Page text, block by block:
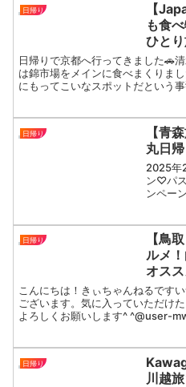
日帰り
【
も食
ひと
くれ
｜京
葉｜
日帰りで京都へ行ってきました🚗
は錦市場をメインに食べまくりま
にもってこいなスポットだという
日帰り
【青
丸日
2025年
ン♡パ
ンペー
もう想
グルメ
日帰り
【鳥
ルメ
オス
取砂
大江
鳥取
こんにちは！きぃちゃんねるです
ございます。気に入っていただけ
よろしくお願いします^ ^@user-
日帰り
川越